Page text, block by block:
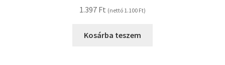
1.397 Ft (nettó 1.100 Ft)
Kosárba teszem